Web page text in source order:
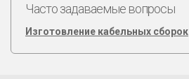
Часто задаваемые вопросы
Изготовление кабельных сборок